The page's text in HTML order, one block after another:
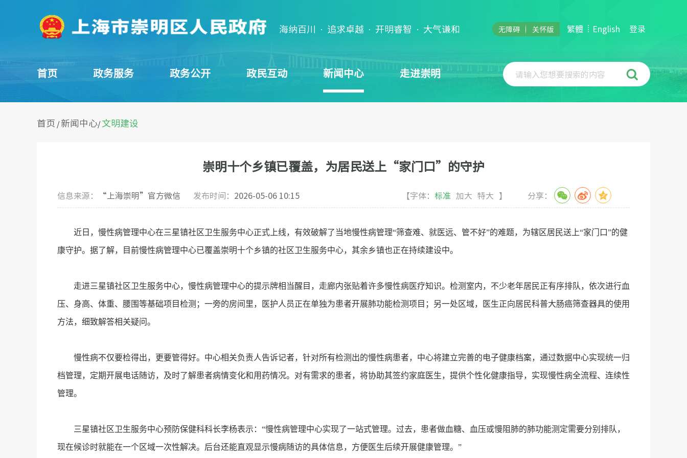
海纳百川 · 追求卓越 · 开明睿智 · 大气谦和 无障碍 关怀版 繁體 English 登录
首页 政务服务 政务公开 政民互动 新闻中心 走进崇明 请输入您想要搜索的内容
首页 /新闻中心/文明建设
崇明十个乡镇已覆盖，为居民送上“家门口”的守护
信息来源： “上海崇明”官方微信 发布时间： 2026-05-06 10:15 【字体： 标准 加大 特大 】 分享：
近日，慢性病管理中心在三星镇社区卫生服务中心正式上线，有效破解了当地慢性病管理“筛查难、就医远、管不好”的难题，为辖区居民送上“家门口”的健
康守护。据了解，目前慢性病管理中心已覆盖崇明十个乡镇的社区卫生服务中心，其余乡镇也正在持续建设中。
走进三星镇社区卫生服务中心，慢性病管理中心的提示牌相当醒目，走廊内张贴着许多慢性病医疗知识。检测室内，不少老年居民正有序排队，依次进行血
压、身高、体重、腰围等基础项目检测；一旁的房间里，医护人员正在单独为患者开展肺功能检测项目；另一处区域，医生正向居民科普大肠癌筛查器具的使用
方法，细致解答相关疑问。
慢性病不仅要检得出，更要管得好。中心相关负责人告诉记者，针对所有检测出的慢性病患者，中心将建立完善的电子健康档案，通过数据中心实现统一归
档管理，定期开展电话随访，及时了解患者病情变化和用药情况。对有需求的患者，将协助其签约家庭医生，提供个性化健康指导，实现慢性病全流程、连续性
管理。
三星镇社区卫生服务中心预防保健科科长李杨表示：“慢性病管理中心实现了一站式管理。过去，患者做血糖、血压或慢阻肺的肺功能测定需要分别排队，
现在候诊时就能在一个区域一次性解决。后台还能直观显示慢病随访的具体信息，方便医生后续开展健康管理。”